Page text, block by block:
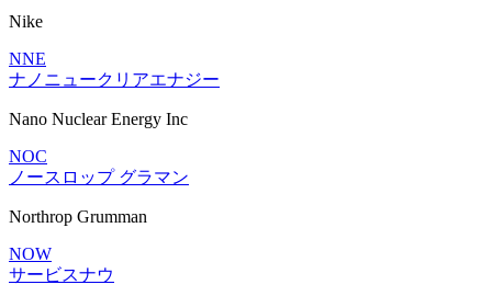
Nike
NNE
ナノニュークリアエナジー
Nano Nuclear Energy Inc
NOC
ノースロップ グラマン
Northrop Grumman
NOW
サービスナウ